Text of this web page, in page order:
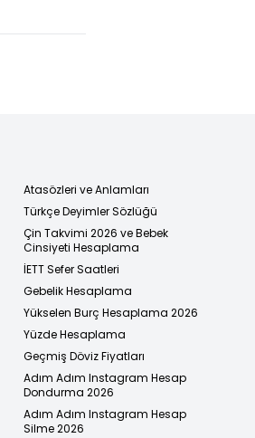
Atasözleri ve Anlamları
Türkçe Deyimler Sözlüğü
Çin Takvimi 2026 ve Bebek
Cinsiyeti Hesaplama
İETT Sefer Saatleri
Gebelik Hesaplama
Yükselen Burç Hesaplama 2026
Yüzde Hesaplama
Geçmiş Döviz Fiyatları
Adım Adım Instagram Hesap
Dondurma 2026
Adım Adım Instagram Hesap
Silme 2026